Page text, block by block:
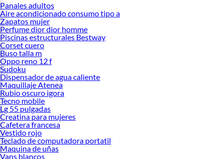
Panales adultos
Aire acondicionado consumo tipo a
Zapatos mujer
Perfume dior dior homme
Piscinas estructurales Bestway
Corset cuero
Buso talla m
Oppo reno 12 f
Sudoku
Dispensador de agua caliente
Maquillaje Atenea
Rubio oscuro igora
Tecno mobile
Lg 55 pulgadas
Creatina para mujeres
Cafetera francesa
Vestido rojo
Teclado de computadora portatil
Maquina de uñas
Vans blancos